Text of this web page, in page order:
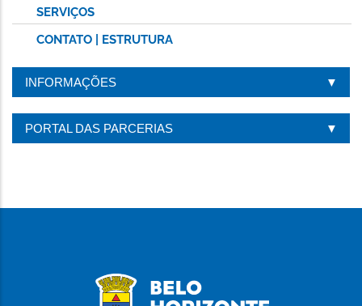
SERVIÇOS
CONTATO | ESTRUTURA
INFORMAÇÕES
PORTAL DAS PARCERIAS